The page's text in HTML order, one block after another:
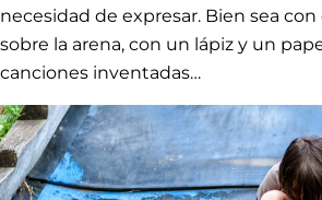
necesidad de expresar. Bien sea
sobre la arena, con un lápiz y un
canciones inventadas…